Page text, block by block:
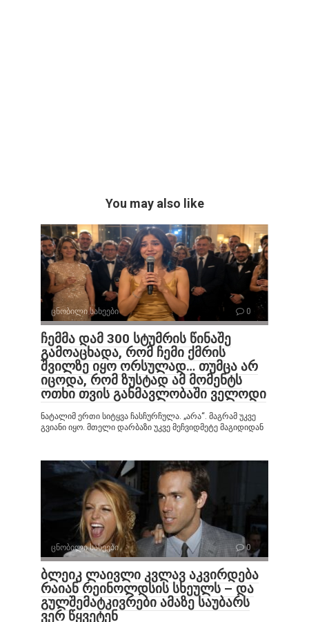
You may also like
ცნობილი სახეები 0
ჩემმა დამ 300 სტუმრის წინაშე
გამოაცხადა, რომ ჩემი ქმრის
შვილზე იყო ორსულად… თუმცა არ
იცოდა, რომ ზუსტად ამ მომენტს
ოთხი თვის განმავლობაში ველოდი
ნატალიმ ერთი სიტყვა ჩასჩურჩულა. „არა“. მაგრამ უკვე
გვიანი იყო. მთელი დარბაზი უკვე მეჩვიდმეტე მაგიდიდან
ცნობილი სახეები 0
ბლეიკ ლაივლი კვლავ აკვირდება
რაიან რეინოლდსის სხეულს – და
გულშემატკივრები ამაზე საუბარს
ვერ წყვეტენ